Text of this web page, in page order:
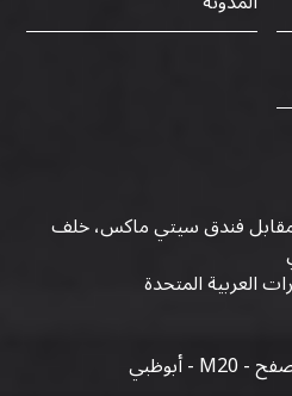
الراحة، مقابل فندق سيتي ماكس، خلف